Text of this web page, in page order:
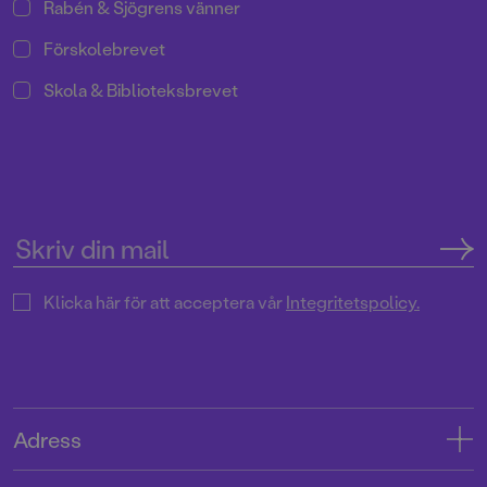
Rabén & Sjögrens vänner
Förskolebrevet
Skola & Biblioteksbrevet
Klicka här för att acceptera vårIntegritetspolicy.
Adress